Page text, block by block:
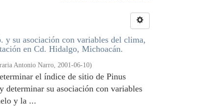
y su asociación con variables del clima,
en Cd. Hidalgo, Michoacán.
Antonio Narro, 2001-06-10)
el índice de sitio de Pinus
su asociación con variables
y la ...